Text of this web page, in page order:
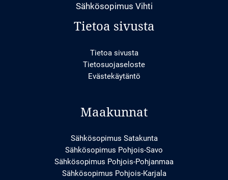
Sähkösopimus Vihti
Tietoa sivusta
Tietoa sivusta
Tietosuojaseloste
Evästekäytäntö
Maakunnat
Sähkösopimus Satakunta
Sähkösopimus Pohjois-Savo
Sähkösopimus Pohjois-Pohjanmaa
Sähkösopimus Pohjois-Karjala